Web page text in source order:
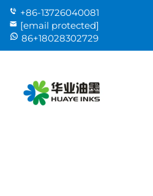
+86-13726040081
[email protected]
86+18028302729